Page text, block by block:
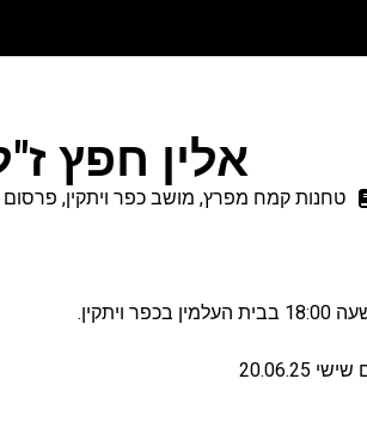
אלין חפץ
טחנות קמח מפרץ, מושב כפר ויתקין, פרסום